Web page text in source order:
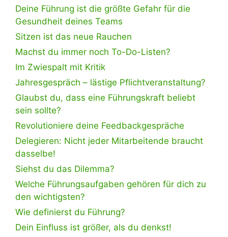
Deine Führung ist die größte Gefahr für die
Gesundheit deines Teams
Sitzen ist das neue Rauchen
Machst du immer noch To-Do-Listen?
Im Zwiespalt mit Kritik
Jahresgespräch – lästige Pflichtveranstaltung?
Glaubst du, dass eine Führungskraft beliebt
sein sollte?
Revolutioniere deine Feedbackgespräche
Delegieren: Nicht jeder Mitarbeitende braucht
dasselbe!
Siehst du das Dilemma?
Welche Führungsaufgaben gehören für dich zu
den wichtigsten?
Wie definierst du Führung?
Dein Einfluss ist größer, als du denkst!